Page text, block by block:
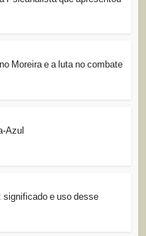
Moreira e a luta no combate
Azul
significado e uso desse